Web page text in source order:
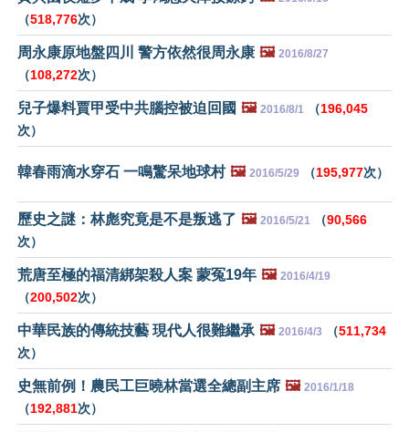
（518,776次）
周永康原地盤四川 警方依然很周永康 🖼️ 2016/8/27
（108,272次）
兒子爆料賈甲受中共腦控被迫回國 🖼️ 2016/8/1 （196,045
次）
韓春雨滴水穿石 一鳴驚呆地球村 🖼️ 2016/5/29 （195,977次）
歷史之謎：林彪究竟是不是叛逃了 🖼️ 2016/5/21 （90,566
次）
荒唐至極的福清綁架殺人案 蒙冤19年 🖼️ 2016/4/19
（200,502次）
中華民族的傳統技藝 現代人很難繼承 🖼️ 2016/4/3 （511,734
次）
史無前例！農民工巨曉林當選全總副主席 🖼️ 2016/1/18
（192,881次）